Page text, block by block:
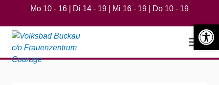
Mo 10 - 16 | Di 14 - 19 | Mi 16 - 19 | Do 10 - 19
Open